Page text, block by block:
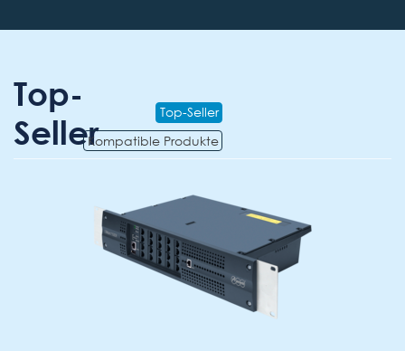
Top-
Seller
Top-Seller
Kompatible Produkte